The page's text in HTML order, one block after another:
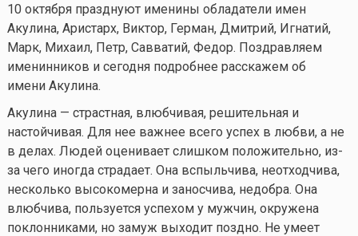
10 октября празднуют именины обладатели имен
Акулина, Аристарх, Виктор, Герман, Дмитрий, Игнатий,
Марк, Михаил, Петр, Савватий, Федор. Поздравляем
именинников и сегодня подробнее расскажем об
имени Акулина.
Акулина — страстная, влюбчивая, решительная и
настойчивая. Для нее важнее всего успех в любви, а не
в делах. Людей оценивает слишком положительно, из-
за чего иногда страдает. Она вспыльчива, неотходчива,
несколько высокомерна и заносчива, недобра. Она
влюбчива, пользуется успехом у мужчин, окружена
поклонниками, но замуж выходит поздно. Не умеет